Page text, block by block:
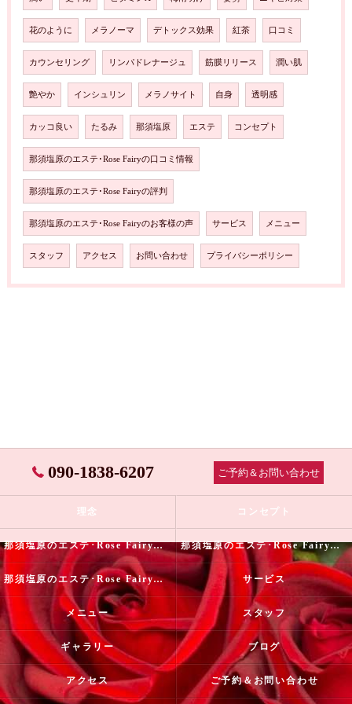
花のように メラノーマ デトックス効果 紅茶 口コミ
カウンセリング リンパドレナージュ 筋膜リリース 潤い肌
艶やか インシュリン メラノサイト 自身 透明感
カッコ良い たるみ 那須塩原 エステ コンセプト
那須塩原のエステ･Rose Fairyの口コミ情報
那須塩原のエステ･Rose Fairyの評判
那須塩原のエステ･Rose Fairyのお客様の声 サービス メニュー
スタッフ アクセス お問い合わせ プライバシーポリシー
090-1838-6207 ご予約＆お問い合わせ
理念 コンセプト
那須塩原のエステ･Rose Fairyの口コミ情報 那須塩原のエステ･Rose Fairyの評判
那須塩原のエステ･Rose Fairyのお客様の声 サービス
メニュー スタッフ
ギャラリー ブログ
アクセス ご予約＆お問い合わせ